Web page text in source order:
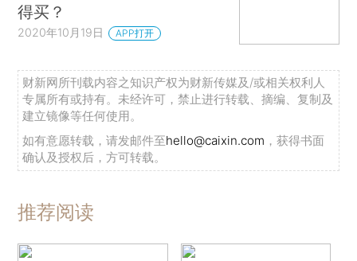
得买？
2020年10月19日 APP打开
财新网所刊载内容之知识产权为财新传媒及/或相关权利人
专属所有或持有。未经许可，禁止进行转载、摘编、复制及
建立镜像等任何使用。
如有意愿转载，请发邮件至hello@caixin.com ，获得书面
确认及授权后，方可转载。
推荐阅读